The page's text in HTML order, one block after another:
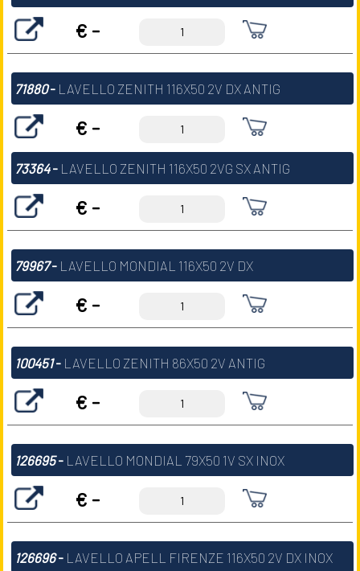
€ -
71880- LAVELLO ZENITH 116X50 2V DX ANTIG
€ -
73364- LAVELLO ZENITH 116X50 2VG SX ANTIG
€ -
79967- LAVELLO MONDIAL 116X50 2V DX
€ -
100451- LAVELLO ZENITH 86X50 2V ANTIG
€ -
126695- LAVELLO MONDIAL 79X50 1V SX INOX
€ -
126696- LAVELLO APELL FIRENZE 116X50 2V DX INOX